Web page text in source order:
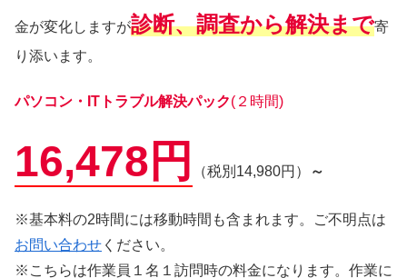
金が変化しますが診断、調査から解決まで寄
り添います。
パソコン・ITトラブル解決パック(２時間)
16,478円 （税別14,980円） ～
※基本料の2時間には移動時間も含まれます。ご不明点は
お問い合わせ ください。
※こちらは作業員１名１訪問時の料金になります。作業に